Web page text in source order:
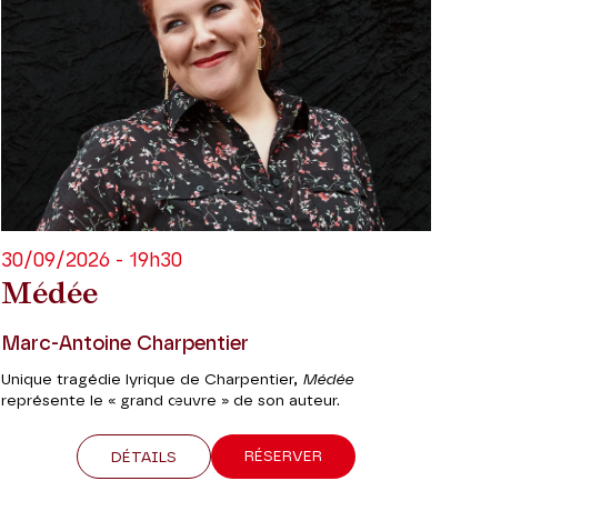
Médée
30/09/2026 - 19h30
Marc-Antoine Charpentier
Unique tragédie lyrique de Charpentier, Médée
représente le « grand œuvre » de son auteur.
DÉTAILS RÉSERVER